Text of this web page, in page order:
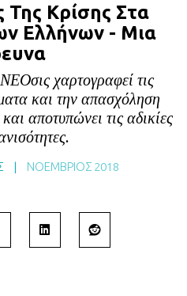
PODCASTS
BLOG
ΕΠΙΚΟΙΝΩΝΙΑ
ΕΚΔΟΣΕΙΣ
Της Κρίσης Στα
Ελλήνων - Μια
χαρτογραφεί τις
και την απασχόληση
αποτυπώνει τις αδικίες
| ΝΟΈΜΒΡΙΟΣ 2018